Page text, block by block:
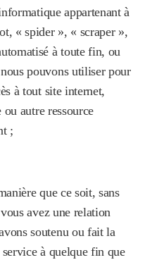
appartenant à
« spider », « scraper »,
à toute fin, ou
pouvons utiliser pour
à tout site internet,
autre ressource
;
que ce soit, sans
avez une relation
soutenu ou fait la
à quelque fin que